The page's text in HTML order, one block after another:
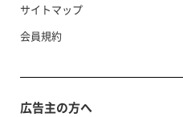
サイトマップ
会員規約
広告主の方へ